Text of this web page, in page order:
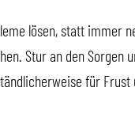
lösen, statt immer
Stur an den Sorgen
für